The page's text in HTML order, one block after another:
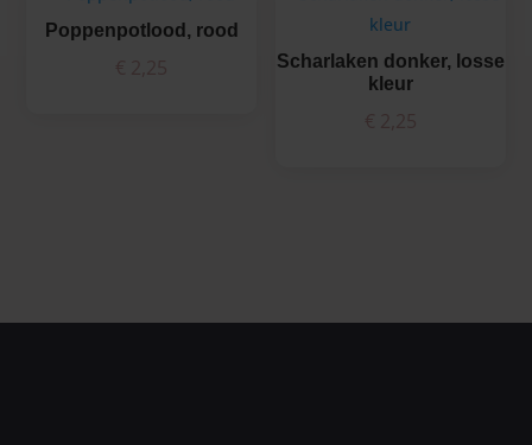
Poppenpotlood, rood
Scharlaken donker, losse
kleur